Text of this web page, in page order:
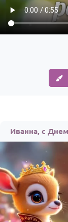
Годовщина
Календарь
Женщине
Мужчине
Детям
Все
Пожелания
По именам
Иванна, с